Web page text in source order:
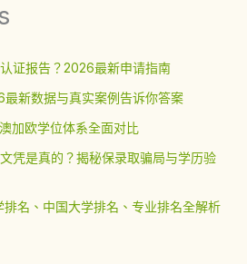
证报告？2026最新申请指南
新数据与真实案例告诉你答案
加欧学位体系全面对比
凭是真的？揭秘保录取骗局与学历验
名、中国大学排名、专业排名全解析